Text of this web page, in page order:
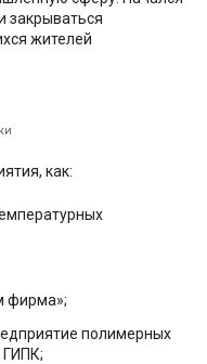
закрываться
жителей
как:
фирма»;
полимерных